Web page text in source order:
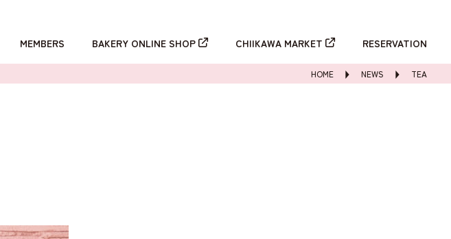
MEMBERS BAKERY ONLINE SHOP CHIIKAWA MARKET RESERVATION
HOME NEWS TEA